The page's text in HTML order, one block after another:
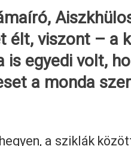
élt, viszont – a
is egyedi volt,
a monda
a sziklák